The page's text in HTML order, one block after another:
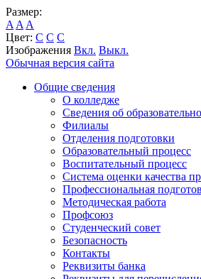
Размер:
A A A
Цвет: C C C
Изображения Вкл. Выкл.
Обычная версия сайта
Общие сведения
О колледже
Сведения об
Филиалы
Отделения подготовки
Образовательный процесс
Воспитательный процесс
Система оценки качества
Профессиональная
Методическая работа
Профсоюз
Студенческий совет
Безопасность
Контакты
Реквизиты банка